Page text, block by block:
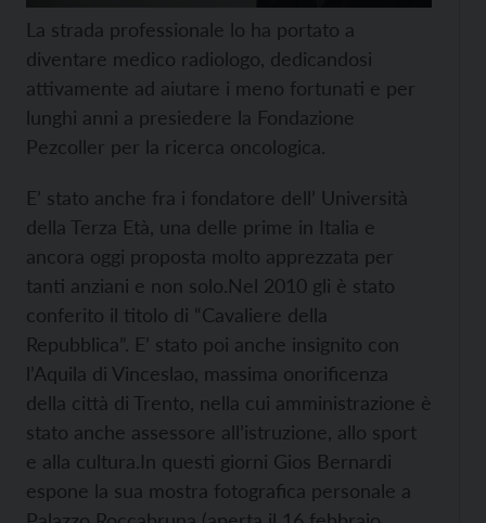
La strada professionale lo ha portato a
diventare medico radiologo, dedicandosi
attivamente ad aiutare i meno fortunati e per
lunghi anni a presiedere la Fondazione
Pezcoller per la ricerca oncologica.
E’ stato anche fra i fondatore dell’ Università
della Terza Età, una delle prime in Italia e
ancora oggi proposta molto apprezzata per
tanti anziani e non solo.Nel 2010 gli è stato
conferito il titolo di “Cavaliere della
Repubblica”. E’ stato poi anche insignito con
l’Aquila di Vinceslao, massima onorificenza
della città di Trento, nella cui amministrazione è
stato anche assessore all’istruzione, allo sport
e alla cultura.In questi giorni Gios Bernardi
espone la sua mostra fotografica personale a